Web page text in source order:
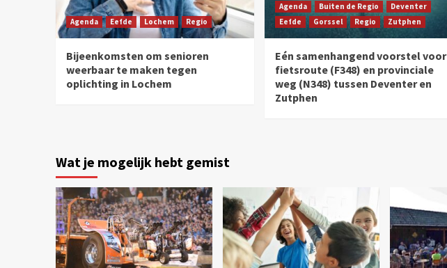
Agenda Eefde Lochem Regio
Bijeenkomsten om senioren
weerbaar te maken tegen
oplichting in Lochem
Agenda Buiten de Regio
Deventer
Eefde
Gorssel Regio Zutphen
Eén samenhangend voorstel voor
fietsroute (F348) en provinciale
weg (N348) tussen Deventer en
Zutphen
Wat je mogelijk hebt gemist